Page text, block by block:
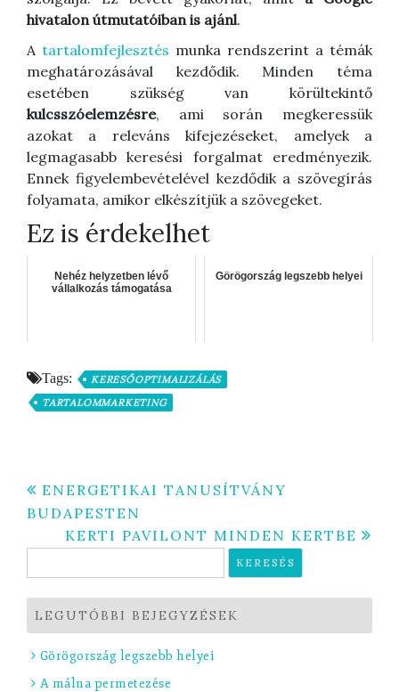
hivatalon útmutatóiban is ajánl.
A tartalomfejlesztés munka rendszerint a témák
meghatározásával kezdődik. Minden téma
esetében szükség van körültekintő
kulcsszóelemzésre, ami során megkeressük
azokat a releváns kifejezéseket, amelyek a
legmagasabb keresési forgalmat eredményezik.
Ennek figyelembevételével kezdődik a szövegírás
folyamata, amikor elkészítjük a szövegeket.
Ez is érdekelhet
Nehéz helyzetben lévő
vállalkozás támogatása
Görögország legszebb helyei
Tags:
KERESŐOPTIMALIZÁLÁS
TARTALOMMARKETING
Bejegyzés
navigáció
ENERGETIKAI TANUSÍTVÁNY
BUDAPESTEN
KERTI PAVILONT MINDEN KERTBE
LEGUTÓBBI BEJEGYZÉSEK
Görögország legszebb helyei
A málna permetezése